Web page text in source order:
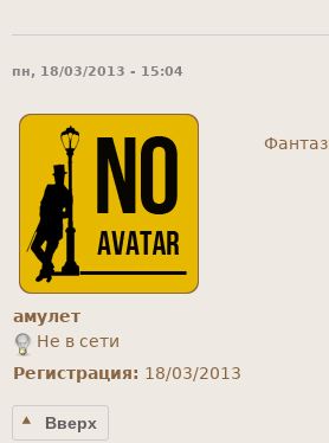
пн, 18/03/2013 - 15:04
амулет
Не в сети
Регистрация: 18/03/2013
Вверх